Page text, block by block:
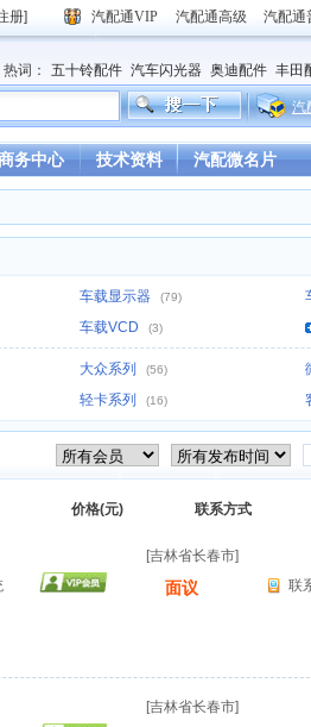
册] 汽配通VIP 汽配通高级 汽配通
热词： 五十铃配件 汽车闪光器 奥迪配件 丰田
德龙驾驶室 重汽豪沃驾驶室
汽
务中心 技术资料 汽配微名片
车载显示器 (79)
车载VCD (3)
大众系列 (56)
轻卡系列 (16)
价格(元) 联系方式
[吉林省长春市]
面议 联
[吉林省长春市]